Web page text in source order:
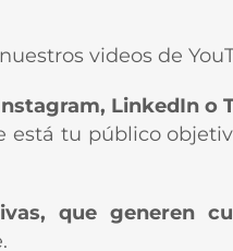
videos de
LinkedIn o
está tu público
que generen